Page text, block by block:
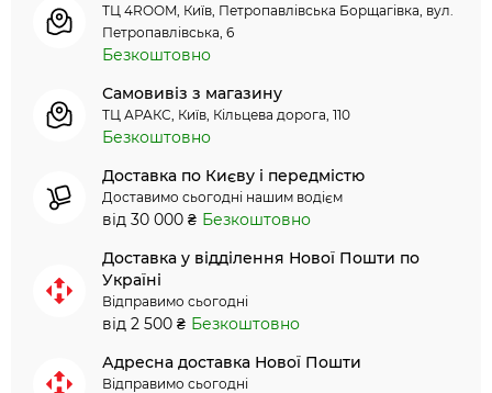
ТЦ 4ROOM, Київ, Петропавлівська Борщагівка, вул.
Петропавлівська, 6
Безкоштовно
Самовивіз з магазину
ТЦ АРАКС, Київ, Кільцева дорога, 110
Безкоштовно
Доставка по Києву і передмістю
Доставимо сьогодні нашим водієм
від 30 000 ₴ Безкоштовно
Доставка у відділення Нової Пошти по
Україні
Відправимо сьогодні
від 2 500 ₴ Безкоштовно
Адресна доставка Нової Пошти
Відправимо сьогодні